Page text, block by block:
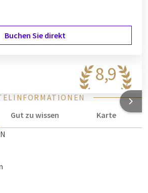
Buchen Sie direkt
8,9
Gut zu wissen
Karte